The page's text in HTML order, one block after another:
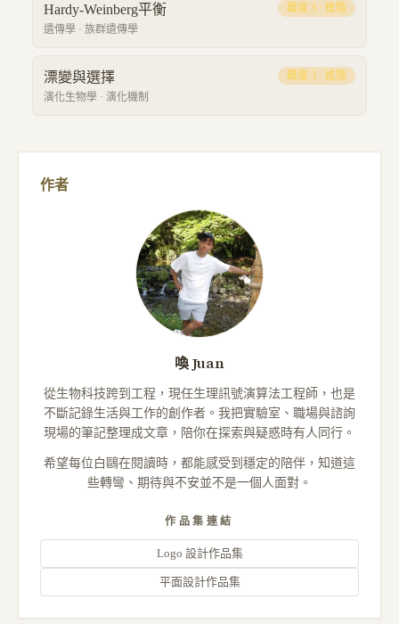
Hardy-Weinberg平衡
遺傳學 · 族群遺傳學
難度 3 · 進階
漂變與選擇
演化生物學 · 演化機制
難度 3 · 進階
作者
喚 Juan
從生物科技跨到工程，現任生理訊號演算法工程師，也是
不斷記錄生活與工作的創作者。我把實驗室、職場與諮詢
現場的筆記整理成文章，陪你在探索與疑惑時有人同行。
希望每位白鷗在閱讀時，都能感受到穩定的陪伴，知道這
些轉彎、期待與不安並不是一個人面對。
作品集連結
Logo 設計作品集
平面設計作品集